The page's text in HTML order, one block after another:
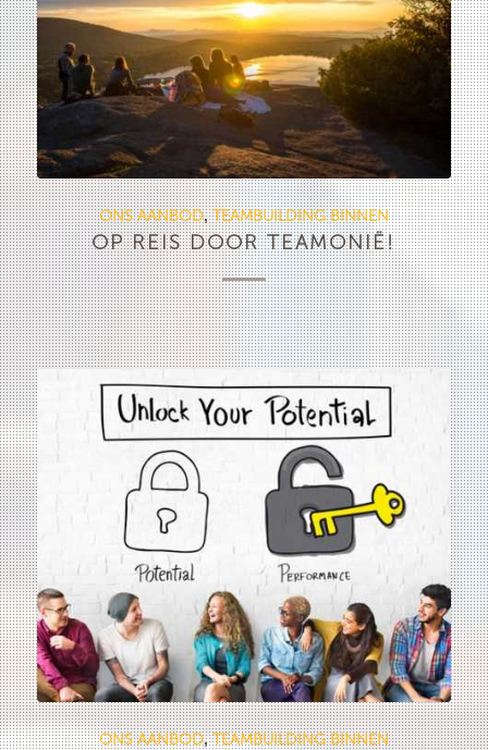
ONS AANBOD,TEAMBUILDING BINNEN
OP REIS DOOR TEAMONIË!
ONS AANBOD,TEAMBUILDING BINNEN